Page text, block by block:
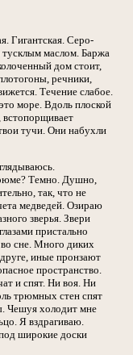
Гигантская. Серо-
тусклым маслом. Баржа
дом стоит,
речники,
Течение слабое.
море. Вдоль плоской
встопорщивает
тучи. Они набухли
Темно. Душно,
так, что не
медведей. Озираю
зверья. Звери
пристально
сне. Много диких
иные пронзают
пространство.
и спят. Ни воя. Ни
трюмных стен спят
Чешуя холодит мне
Я вздрагиваю.
широкие доски